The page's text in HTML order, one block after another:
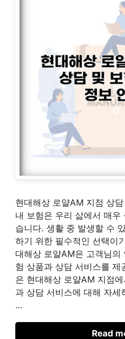
현대해상 로얄AM 지점 상
내 보험은 우리 삶에서 매우
습니다. 생활 중 발생할 수
하기 위한 필수적인 선택이
대해상 로얄AM은 고객님의
험 상품과 상담 서비스를 제
은 현대해상 로얄AM 지점
과 상담 서비스에 대해 자세
…
Read